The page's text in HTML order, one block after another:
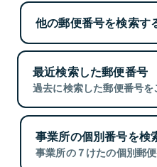
他の郵便番号を検索す
最近検索した郵便番号
過去に検索した郵便番号を
事業所の個別番号を検
事業所の７けたの個別郵